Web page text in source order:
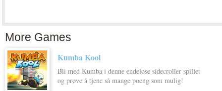
More Games
Kumba Kool
Bli med Kumba i denne endeløse sidecroller spillet
og prøve å tjene så mange poeng som mulig!